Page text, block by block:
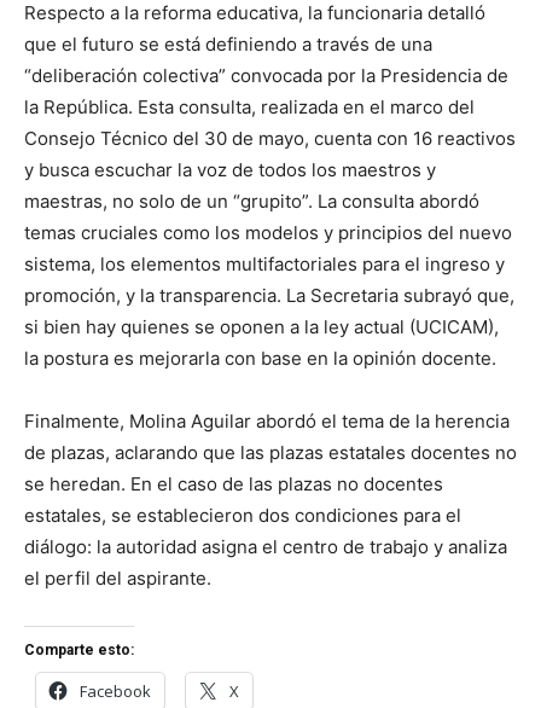
Respecto a la reforma educativa, la funcionaria detalló
que el futuro se está definiendo a través de una
“deliberación colectiva” convocada por la Presidencia de
la República. Esta consulta, realizada en el marco del
Consejo Técnico del 30 de mayo, cuenta con 16 reactivos
y busca escuchar la voz de todos los maestros y
maestras, no solo de un “grupito”. La consulta abordó
temas cruciales como los modelos y principios del nuevo
sistema, los elementos multifactoriales para el ingreso y
promoción, y la transparencia. La Secretaria subrayó que,
si bien hay quienes se oponen a la ley actual (UCICAM),
la postura es mejorarla con base en la opinión docente.
Finalmente, Molina Aguilar abordó el tema de la herencia
de plazas, aclarando que las plazas estatales docentes no
se heredan. En el caso de las plazas no docentes
estatales, se establecieron dos condiciones para el
diálogo: la autoridad asigna el centro de trabajo y analiza
el perfil del aspirante.
Comparte esto:
Facebook X